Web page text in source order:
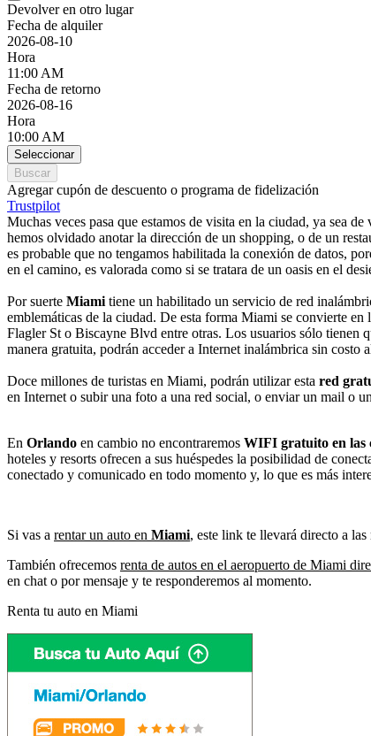
Devolver en otro lugar
Fecha de alquiler
2026-08-10
Hora
11:00 AM
Fecha de retorno
2026-08-16
Hora
10:00 AM
Seleccionar
Buscar
Agregar cupón de descuento o programa de fidelización
Trustpilot
Muchas veces pasa que estamos de visita en la ciudad, ya sea
hemos olvidado anotar la dirección de un shopping, o de un
es probable que no tengamos habilitada la conexión de datos,
en el camino, es valorada como si se tratara de un oasis en el
Por suerte Miami tiene un habilitado un servicio de red
emblemáticas de la ciudad. De esta forma Miami se convierte
Flagler St o Biscayne Blvd entre otras. Los usuarios sólo tienen
manera gratuita, podrán acceder a Internet inalámbrica sin costo
Doce millones de turistas en Miami, podrán utilizar esta red
en Internet o subir una foto a una red social, o enviar un mail o
En Orlando en cambio no encontraremos WIFI gratuito en las
hoteles y resorts ofrecen a sus huéspedes la posibilidad de
conectado y comunicado en todo momento y, lo que es más
Si vas a rentar un auto en Miami, este link te llevará directo a
También ofrecemos renta de autos en el aeropuerto de Miami
en chat o por mensaje y te responderemos al momento.
Renta tu auto en Miami